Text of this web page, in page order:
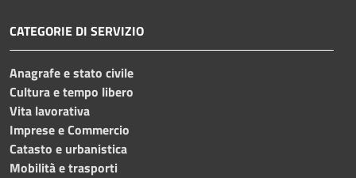
CATEGORIE DI SERVIZIO
Anagrafe e stato civile
Cultura e tempo libero
Vita lavorativa
Imprese e Commercio
Catasto e urbanistica
Mobilità e trasporti